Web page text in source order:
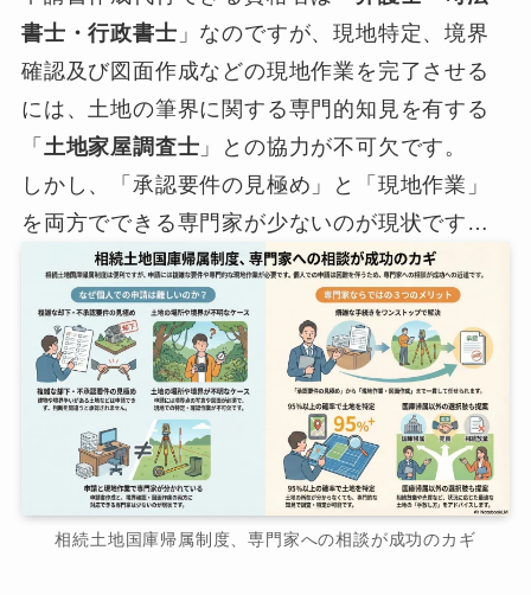
書士・行政書士 」なのですが、現地特定、境界
確認及び図面作成などの現地作業を完了させる
には、土地の筆界に関する専門的知見を有する
「 土地家屋調査士 」との協力が不可欠です。
しかし、「承認要件の見極め」と「現地作業」
を両方でできる専門家が少ないのが現状です…
相続土地国庫帰属制度、専門家への相談が成功のカギ